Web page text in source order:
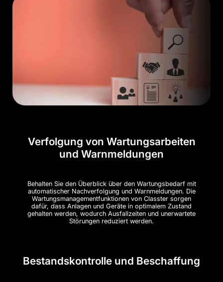
Verfolgung von Wartungsarbeiten
und Warnmeldungen
Behalten Sie den Überblick über den Wartungsbedarf mit
automatischer Nachverfolgung und Warnmeldungen. Die
Wartungsmanagementfunktionen von Classter sorgen
dafür, dass Anlagen und Geräte in optimalem Zustand
gehalten werden, wodurch Ausfallzeiten und unerwartete
Störungen reduziert werden.
Bestandskontrolle und Beschaffung